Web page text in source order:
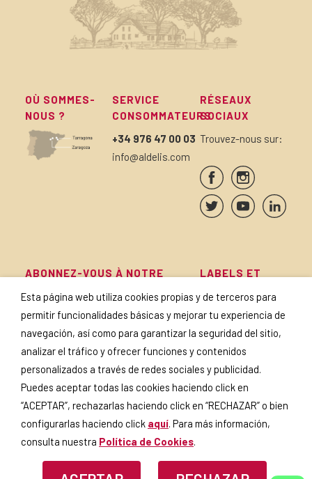
OÙ SOMMES-
NOUS ?
SERVICE
CONSOMMATEURS
+34 976 47 00 03
info@aldelis.com
RÉSEAUX
SOCIAUX
Trouvez-nous sur:
ABONNEZ-VOUS À NOTRE
En cochant cette case, vous
acceptez notrePolitique de
confidentialité.
LABELS ET
Esta página web utiliza cookies propias y de terceros para
permitir funcionalidades básicas y mejorar tu experiencia de
navegación, así como para garantizar la seguridad del sitio,
analizar el tráfico y ofrecer funciones y contenidos
personalizados a través de redes sociales y publicidad.
Puedes aceptar todas las cookies haciendo click en
“ACEPTAR”, rechazarlas haciendo click en “RECHAZAR” o bien
configurarlas haciendo click aquí. Para más información,
consulta nuestra Política de Cookies.